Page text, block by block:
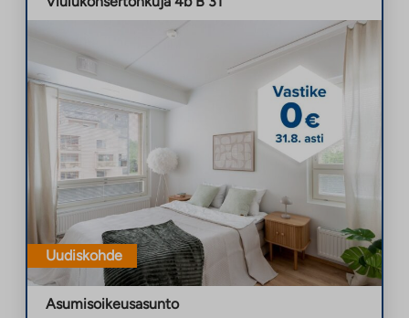
Uudiskohde
Asumisoikeusasunto